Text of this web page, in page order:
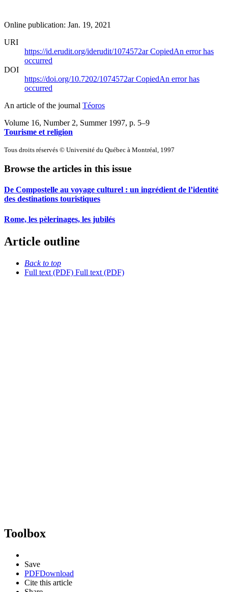
Online publication: Jan. 19, 2021
URI
https://id.erudit.org/iderudit/1074572arCopiedAn error has
occurred
DOI
https://doi.org/10.7202/1074572arCopiedAn error has
occurred
An article of the journal Téoros
Volume 16, Number 2, Summer 1997, p. 5–9
Tourisme et religion
Tous droits réservés © Université du Québec à Montréal, 1997
Browse the articles in this issue
De Compostelle au voyage culturel : un ingrédient de l’identité
des destinations touristiques
Rome, les pèlerinages, les jubilés
Article outline
Back to top
Full text (PDF) Full text (PDF)
Toolbox
Save
PDFDownload
Cite this article